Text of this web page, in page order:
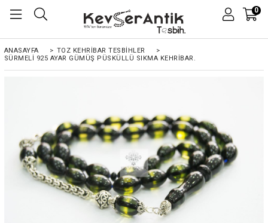
0
ANASAYFA > TOZ KEHRIBAR TESBIHLER
>
SÜRMELI 925 AYAR GÜMÜŞ PÜSKÜLLÜ SIKMA KEHRIBAR.